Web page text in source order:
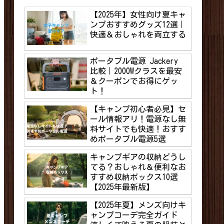
【2025年】女性向け夏キャ
ンプおすすめグッズ12選｜
快適＆おしゃれを両立する
ポータブル電源 Jackery
比較｜2000Wクラスを最安
＆クーポンでお得にゲッ
ト！
【キャンプ初心者必見】セ
ール情報アリ！電源なし無
料サイトでも快適！おすす
めポータブル電源5選
キャンプギアの収納どうし
てる？おしゃれ＆便利なお
すすめ収納ボックス10選
【2025年最新版】
【2025年夏】メンズ向けキ
ャンプコーデ完全ガイド